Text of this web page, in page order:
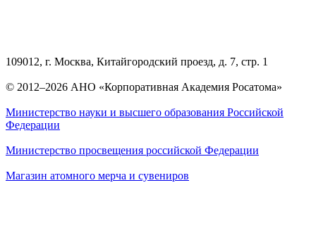
109012, г. Москва, Китайгородский проезд, д. 7, стр. 1
© 2012–2026 АНО «Корпоративная Академия Росатома»
Министерство науки и высшего образования Российской
Федерации
Министерство просвещения российской Федерации
Магазин атомного мерча и сувениров